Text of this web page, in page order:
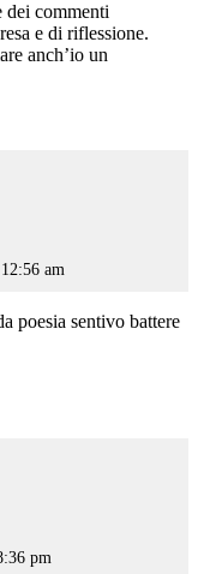
dei commenti
e di riflessione.
anch’io un
am
poesia sentivo battere
pm